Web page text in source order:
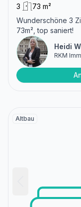
3
73 m²
Wunderschöne 3
73m², top saniert!
Heidi
RKM
Altbau